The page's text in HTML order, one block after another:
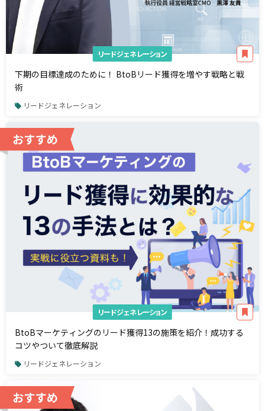
リードジェネレーション
下期の目標達成のために！ BtoBリード獲得を増やす戦略と戦
術
リードジェネレーション
リードジェネレーション
BtoBマーケティングのリード獲得13の施策を紹介！成功する
コツやついて徹底解説
リードジェネレーション